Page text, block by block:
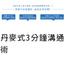
丹麥式3分鐘溝通
術